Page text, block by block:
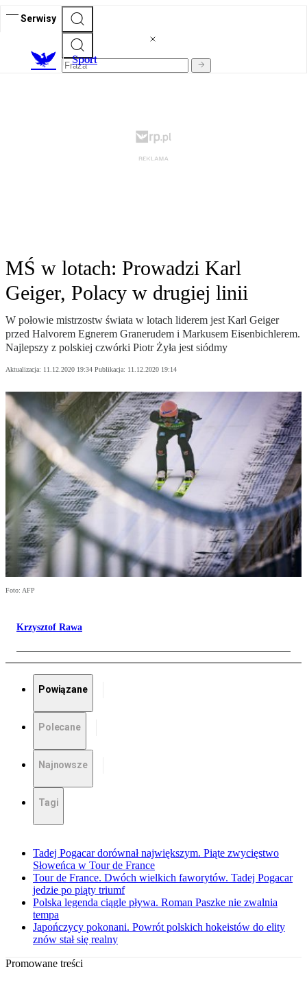
Serwisy
Sport
MŚ w lotach: Prowadzi Karl
Geiger, Polacy w drugiej linii
W połowie mistrzostw świata w lotach liderem jest Karl Geiger
przed Halvorem Egnerem Granerudem i Markusem Eisenbichlerem.
Najlepszy z polskiej czwórki Piotr Żyła jest siódmy
Aktualizacja: 11.12.2020 19:34 Publikacja: 11.12.2020 19:14
Foto: AFP
Krzysztof Rawa
Powiązane
Polecane
Najnowsze
Tagi
Tadej Pogacar dorównał największym. Piąte zwycięstwo
Słoweńca w Tour de France
Tour de France. Dwóch wielkich faworytów. Tadej Pogacar
jedzie po piąty triumf
Polska legenda ciągle pływa. Roman Paszke nie zwalnia
tempa
Japończycy pokonani. Powrót polskich hokeistów do elity
znów stał się realny
Promowane treści